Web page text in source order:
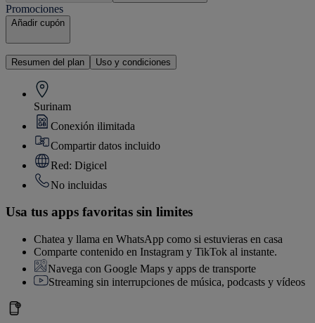
Promociones
Añadir cupón
Resumen del plan Uso y condiciones
Surinam
Conexión ilimitada
Compartir datos incluido
Red: Digicel
No incluidas
Usa tus apps favoritas sin limites
Chatea y llama en WhatsApp como si estuvieras en casa
Comparte contenido en Instagram y TikTok al instante.
Navega con Google Maps y apps de transporte
Streaming sin interrupciones de música, podcasts y vídeos